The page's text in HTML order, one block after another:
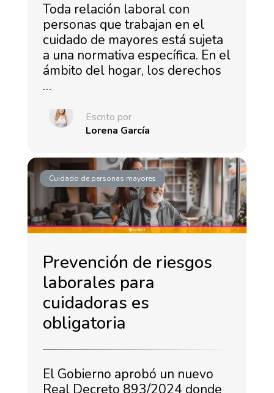
Toda relación laboral con
personas que trabajan en el
cuidado de mayores está sujeta
a una normativa específica. En el
ámbito del hogar, los derechos
…
Escrito por
Lorena García
Cuidado de personas mayores
Prevención de riesgos
laborales para
cuidadoras es
obligatoria
El Gobierno aprobó un nuevo
Real Decreto 893/2024 donde